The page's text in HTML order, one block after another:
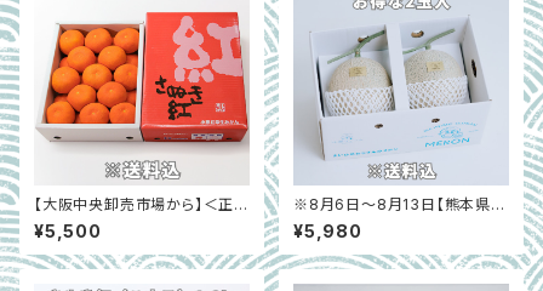
【大阪中央卸売市場から】＜正品
＞さぬき紅（ハウスみかん）約2
㎏
¥5,500
※8月6日～8月13日【熊本県宇
土市】お得！まいひめおじさんの
メロン2玉セット
¥5,980